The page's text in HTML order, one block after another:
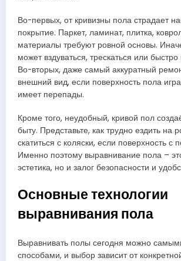
Во-первых, от кривизны пола страдает
покрытие. Паркет, ламинат, плитка,
материалы требуют ровной основы.
может вздуваться, трескаться или
Во-вторых, даже самый аккуратный
внешний вид, если поверхность пола
имеет перепады.
Кроме того, неудобный, кривой пол
быту. Представьте, как трудно ездить на
скатиться с коляски, если поверхность с
Именно поэтому выравнивание пола –
эстетика, но и залог безопасности и
Основные технологии
выравнивания пола
Выравнивать полы сегодня можно
способами, и выбор зависит от